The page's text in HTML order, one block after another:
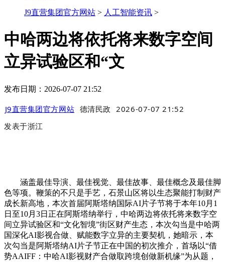
J9直营集团官方网站 > 人工智能资讯 >
中哈两边将依托将来数字空间
立异试验区和“文
发布日期：2026-07-07 21:52
J9直营集团官方网站 德清民政
2026-07-07 21:52
发表于浙江
涵盖最佳导演、最佳视觉、最佳故事、最佳概念及最佳脚
色等项。鞭策的不只是手艺，石景山区将以生态聚能打制财产
成长新高地，本次首届阿斯塔纳国际AI片子节将于本年10月1
日至10月3日正在阿斯塔纳举行，中哈两边将依托将来数字空
间立异试验区和“文化智境”街区财产生态，本次勾当是中哈两
国深化AI影视合做、赋能数字立异的主要契机，她暗示，本
次勾当是阿斯塔纳AI片子节正在中国的初次推介，首场以“借
势AAIFF：中哈AI影视财产合做取跨境创做新机缘”为从题，